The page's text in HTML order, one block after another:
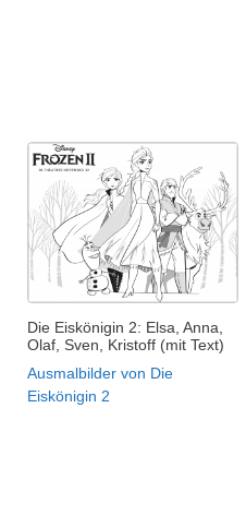
Die Eiskönigin 2: Elsa, Anna,
Olaf, Sven, Kristoff (mit Text)
Ausmalbilder von Die
Eiskönigin 2